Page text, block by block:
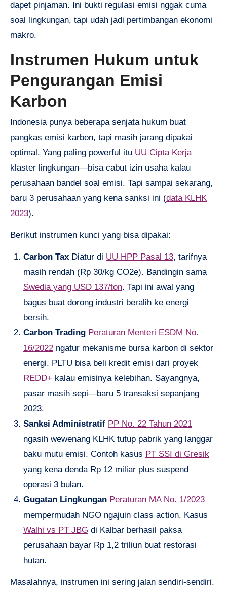
dapet pinjaman. Ini bukti regulasi emisi nggak cuma
soal lingkungan, tapi udah jadi pertimbangan ekonomi
makro.
Instrumen Hukum untuk
Pengurangan Emisi
Karbon
Indonesia punya beberapa senjata hukum buat
pangkas emisi karbon, tapi masih jarang dipakai
optimal. Yang paling powerful itu UU Cipta Kerja
klaster lingkungan—bisa cabut izin usaha kalau
perusahaan bandel soal emisi. Tapi sampai sekarang,
baru 3 perusahaan yang kena sanksi ini (data KLHK
2023).
Berikut instrumen kunci yang bisa dipakai:
Carbon Tax Diatur di UU HPP Pasal 13, tarifnya
masih rendah (Rp 30/kg CO2e). Bandingin sama
Swedia yang USD 137/ton. Tapi ini awal yang
bagus buat dorong industri beralih ke energi
bersih.
Carbon Trading Peraturan Menteri ESDM No.
16/2022 ngatur mekanisme bursa karbon di sektor
energi. PLTU bisa beli kredit emisi dari proyek
REDD+ kalau emisinya kelebihan. Sayangnya,
pasar masih sepi—baru 5 transaksi sepanjang
2023.
Sanksi Administratif PP No. 22 Tahun 2021
ngasih wewenang KLHK tutup pabrik yang langgar
baku mutu emisi. Contoh kasus PT SSI di Gresik
yang kena denda Rp 12 miliar plus suspend
operasi 3 bulan.
Gugatan Lingkungan Peraturan MA No. 1/2023
mempermudah NGO ngajuin class action. Kasus
Walhi vs PT JBG di Kalbar berhasil paksa
perusahaan bayar Rp 1,2 triliun buat restorasi
hutan.
Masalahnya, instrumen ini sering jalan sendiri-sendiri.